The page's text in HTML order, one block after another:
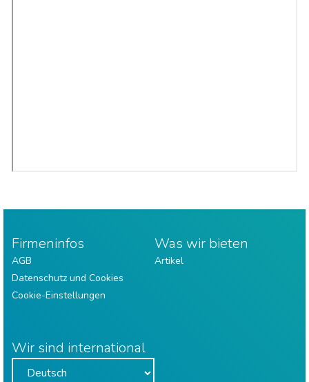
Firmeninfos
AGB
Datenschutz und Cookies
Cookie-Einstellungen
Was wir bieten
Artikel
Wir sind international